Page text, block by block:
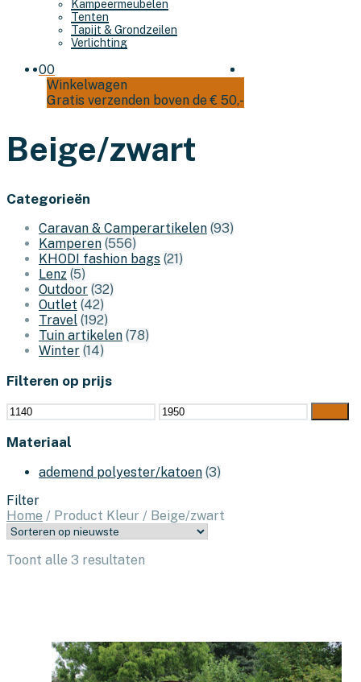
Kampeermeubelen
Tenten
Tapijt & Grondzeilen
Verlichting
00
Winkelwagen
Gratis verzenden boven de € 50,-
Beige/zwart
Categorieën
Caravan & Camperartikelen (93)
Kamperen (556)
KHODI fashion bags (21)
Lenz (5)
Outdoor (32)
Outlet (42)
Travel (192)
Tuin artikelen (78)
Winter (14)
Filteren op prijs
Min.
prijs
Max.
prijs
Materiaal
ademend polyester/katoen (3)
Filter
Home / Product Kleur / Beige/zwart
Toont alle 3 resultaten